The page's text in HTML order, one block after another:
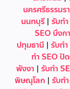
นครศรีธรรมร
นนทบุรี| รับท
SEO บึงก
ปทุมธานี| รับท
ทำ SEO ปั
พังงา | รับทำ
พิษณุโลก | รับท